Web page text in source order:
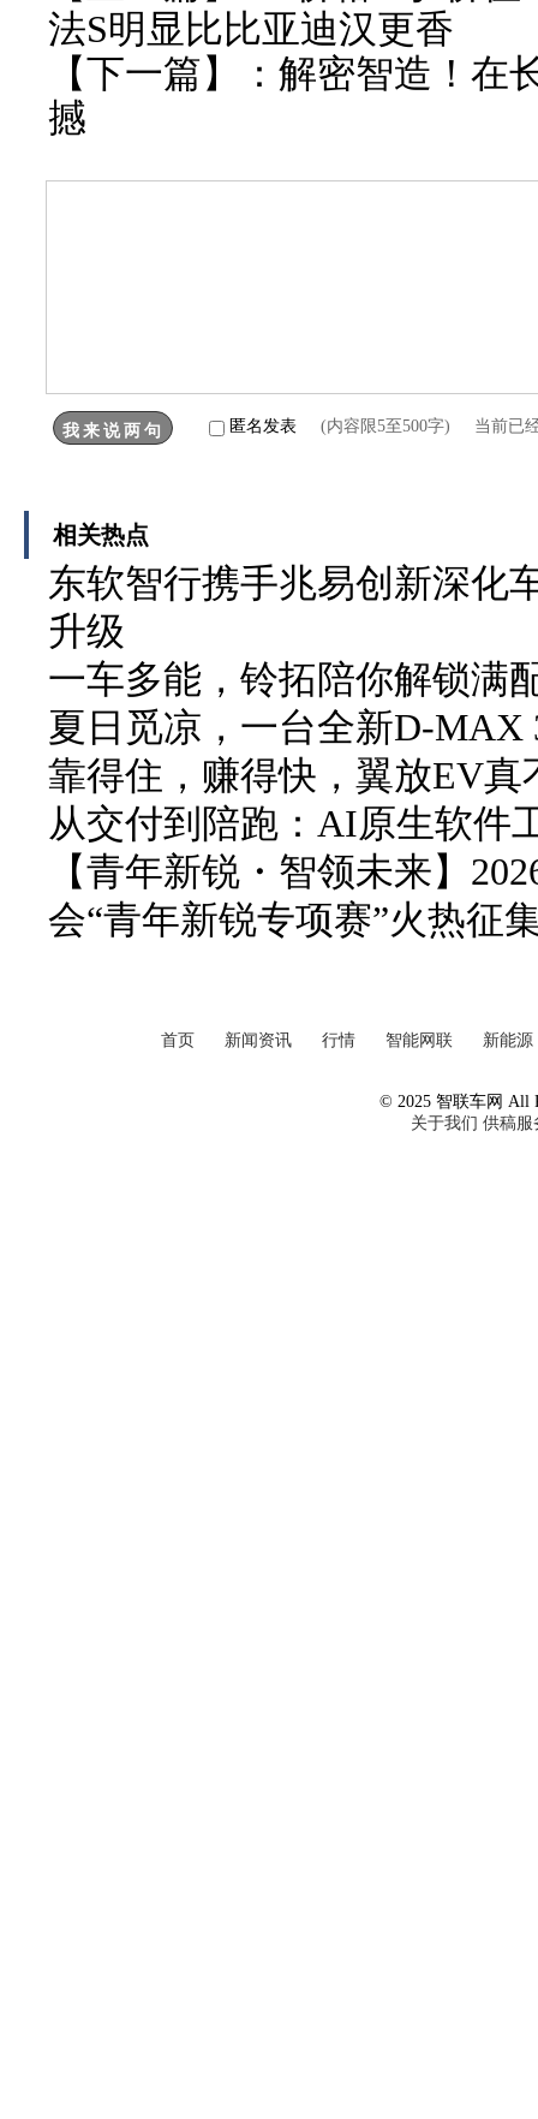
法S明显比比亚迪汉更香
【下一篇】： 解密智造！在
撼
匿名发表 (内容限5至500字) 当前已
相关热点
东软智行携手兆易创新深化
升级
一车多能，铃拓陪你解锁满
夏日觅凉，一台全新D-MAX
靠得住，赚得快，翼放EV真
从交付到陪跑：AI原生软件
【青年新锐・智领未来】
会“青年新锐专项赛”火热征
首页 新闻资讯 行情 智能网联 新能源
© 2025 智联车网 All
关于我们 供稿服